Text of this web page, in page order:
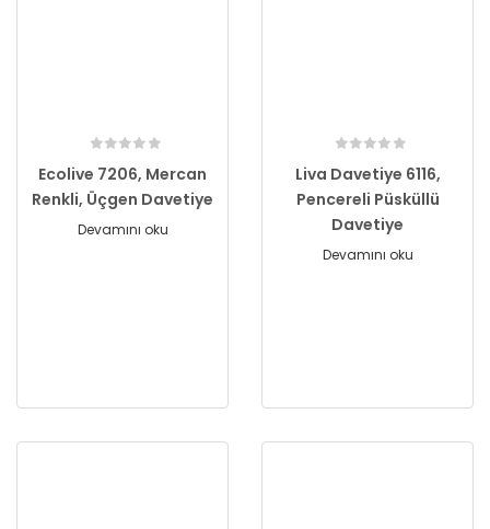
Ecolive 7206, Mercan
Renkli, Üçgen Davetiye
Devamını oku
Liva Davetiye 6116,
Pencereli Püsküllü
Davetiye
Devamını oku